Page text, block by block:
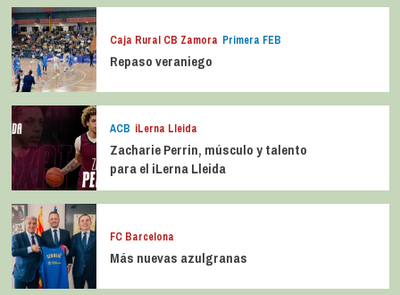
Caja Rural CB Zamora Primera FEB
Repaso veraniego
ACB iLerna Lleida
Zacharie Perrin, músculo y talento
para el iLerna Lleida
FC Barcelona
Más nuevas azulgranas